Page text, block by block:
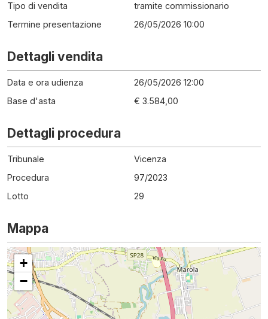
Tipo di vendita
tramite commissionario
Termine presentazione
26/05/2026 10:00
Dettagli vendita
Data e ora udienza
26/05/2026 12:00
Base d'asta
€ 3.584,00
Dettagli procedura
Tribunale
Vicenza
Procedura
97/2023
Lotto
29
Mappa
+
−